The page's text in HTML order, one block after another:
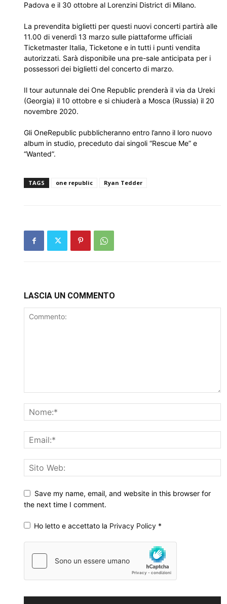
Padova e il 30 ottobre al Lorenzini District di Milano.
La prevendita biglietti per questi nuovi concerti partirà alle
11.00 di venerdì 13 marzo sulle piattaforme ufficiali
Ticketmaster Italia, Ticketone e in tutti i punti vendita
autorizzati. Sarà disponibile una pre-sale anticipata per i
possessori dei biglietti del concerto di marzo.
Il tour autunnale dei One Republic prenderà il via da Ureki
(Georgia) il 10 ottobre e si chiuderà a Mosca (Russia) il 20
novembre 2020.
Gli OneRepublic pubblicheranno entro l’anno il loro nuovo
album in studio, preceduto dai singoli “Rescue Me” e
“Wanted”.
TAGS one republic Ryan Tedder
LASCIA UN COMMENTO
Save my name, email, and website in this browser for
the next time I comment.
Ho letto e accettato la Privacy Policy *